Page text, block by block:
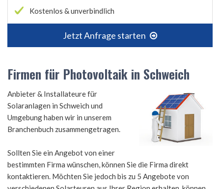
Kostenlos & unverbindlich
Jetzt Anfrage starten
Firmen für Photovoltaik in Schweich
Anbieter & Installateure für
Solaranlagen in Schweich und
Umgebung haben wir in unserem
Branchenbuch zusammengetragen.
Sollten Sie ein Angebot von einer
bestimmten Firma wünschen, können Sie die Firma direkt
kontaktieren. Möchten Sie jedoch bis zu 5 Angebote von